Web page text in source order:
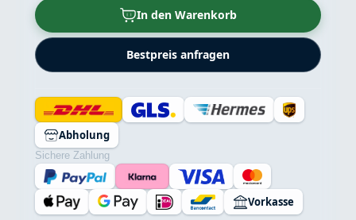
In den Warenkorb
Bestpreis anfragen
Abholung
Sichere Zahlung
Vorkasse